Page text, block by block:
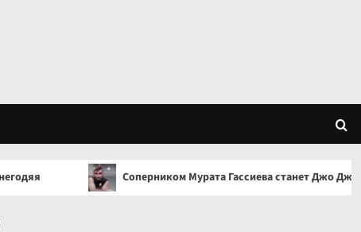
Соперником Мурата Гассиева станет Джо Джойс